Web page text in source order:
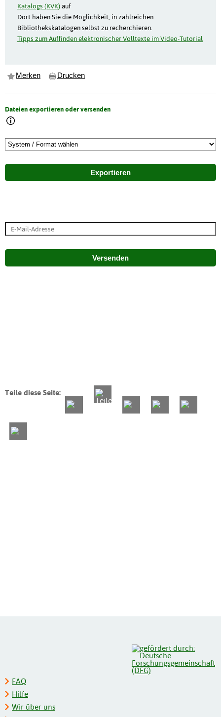
Katalogs (KVK)auf
Dort haben Sie die Möglichkeit, in zahlreichen
Bibliothekskatalogen selbst zu recherchieren.
Tipps zum Auffinden elektronischer Volltexte im Video-Tutorial
Merken Drucken
Dateien exportieren oder versenden
Exportieren
Versenden
Teile diese Seite:
FAQ
Hilfe
Wir über uns